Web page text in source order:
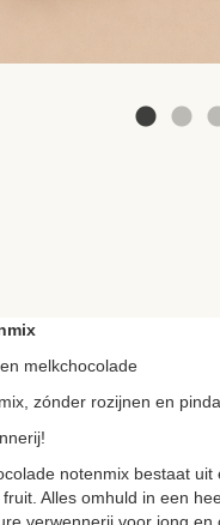
melkchocolade
zónder rozijnen en
notenmix bestaat
Alles omhuld in een
verwennerij voor jong en